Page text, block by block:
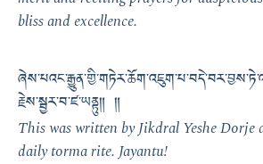
bliss and excellence.
རྗེས་སྦྱར་བ་ཛ་ཡནྟུ༎ ༎
This was written by Jikdral Yeshe Dorje
daily torma rite. Jayantu!